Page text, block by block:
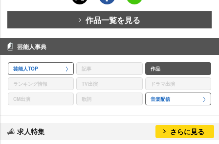
作品一覧を見る
芸能人事典
芸能人TOP 記事 作品
ランキング情報 TV出演 ドラマ出演
CM出演 歌詞 音楽配信
求人特集 さらに見る